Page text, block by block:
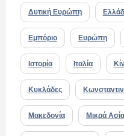
Δυτική Ευρώπη
Εμπόριο Ευρώπη
Ιστορία Ιταλία
Κυκλάδες
Μακεδονία Μικρά Ασία